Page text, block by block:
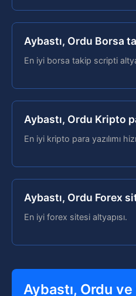
Aybastı, Ordu Borsa
En iyi borsa takip scripti
Aybastı, Ordu Kripto
En iyi kripto para yazılımı
Aybastı, Ordu Forex
En iyi forex sitesi altyapısı.
Aybastı, Ordu